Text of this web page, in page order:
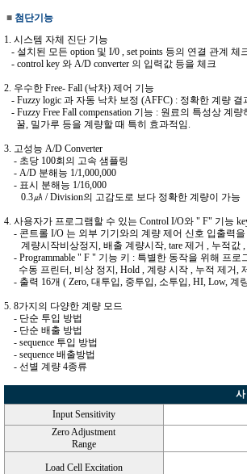
■ 첨단기능
1. 시스템 자체 진단 기능
- 설치된 모든 option 및 I/0 , set points 등의 연결 관계 체
- control key 와 A/D converter 의 입력값 등을 체크
2. 우수한 Free- Fall (낙차) 제어 기능
- Fuzzy logic 과 자동 낙차 보정 (AFFC) : 정확한 계량 결
- Fuzzy Free Fall compensation 기능 : 원료의 특성상 계
꿀, 밀가루 등을 계량할 때 특히 효과적임.
3. 고성능 A/D Converter
- 초당 100회의 고속 샘플링
- A/D 분해능 1/1,000,000
- 표시 분해능 1/16,000
0.3㎂ / Division의 고감도로 보다 정확한 계량이 가능
4. 사용자가 프로그램할 수 있는 Control I/O와 " F" 기능
- 콘트롤 I/O 는 외부 기기와의 계량 제어 신호 입출력
계량시작비상정지, 배출 계량시작, tare 제거 , 누적값
- Programmable " F " 기능 키 : 특별한 동작을 위해 프로
수동 프린터, 비상 정지, Hold , 계량 시작 , 누적 제거,
- 출력 16개 ( Zero, 대투입, 중투입, 소투입, HI, Low, 계
5. 8가지의 다양한 계량 모드
- 단순 투입 방법
- 단순 배출 방법
- sequence 투입 방법
- sequence 배출방법
- 선별 계량 4종류
Input Sensitivity
Zero Adjustment
Range
Load Cell Excitation